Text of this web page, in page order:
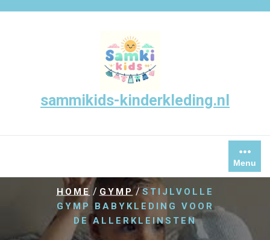
sammikids-kinderkleding.nl
Menu
HOME / GYMP /STIJLVOLLE
GYMP BABYKLEDING VOOR
DE ALLERKLEINSTEN